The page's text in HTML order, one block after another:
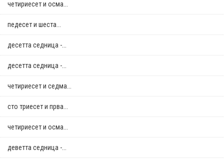
четириесет и осма...
педесет и шеста...
десетта седница -...
десетта седница -...
четириесет и седма...
сто триесет и прва...
четириесет и осма...
деветта седница -...